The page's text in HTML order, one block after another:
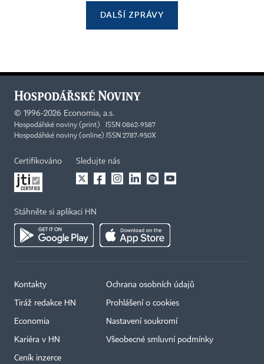
DALŠÍ ZPRÁVY
© 1996-2026 Economia, a.s.
Hospodářské noviny (print) ISSN 0862-9587
Hospodářské noviny (online) ISSN 2787-950X
Certifikováno Sledujte nás
Stáhněte si aplikaci HN
Kontakty
Tiráž redakce HN
Economia
Kariéra v HN
Ceník inzerce
Ochrana osobních údajů
Prohlášení o cookies
Nastavení soukromí
Všeobecné smluvní podmínky